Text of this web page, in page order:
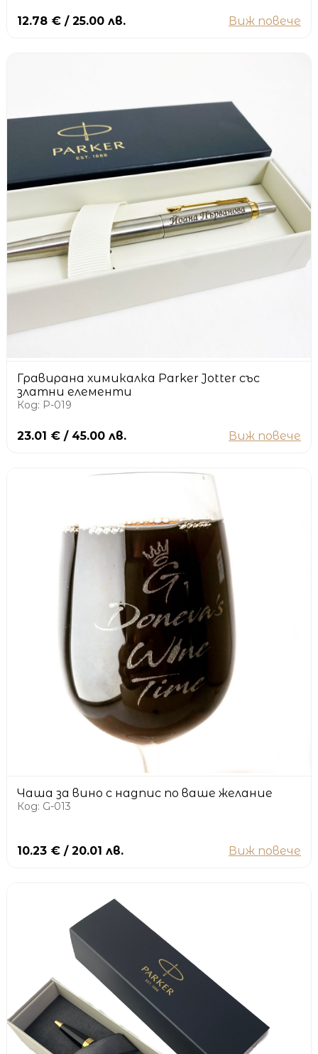
12.78 € / 25.00 лв. Виж повече
Гравирана химикалка Parker Jotter със
златни елементи
Код: P-019
23.01 € / 45.00 лв. Виж повече
Чаша за вино с надпис по ваше желание
Код: G-013
10.23 € / 20.01 лв. Виж повече